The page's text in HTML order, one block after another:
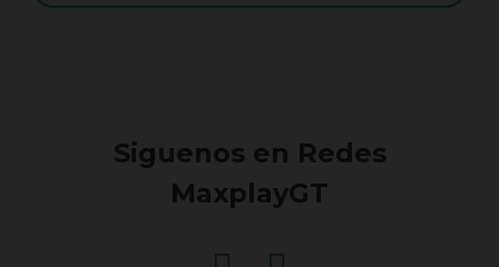
Siguenos en Redes
MaxplayGT